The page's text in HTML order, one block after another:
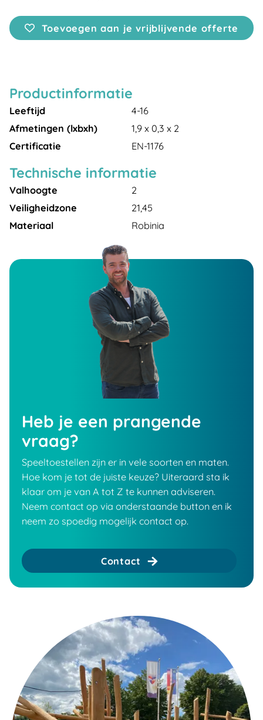
Toevoegen aan je vrijblijvende offerte
Productinformatie
Leeftijd
4-16
Afmetingen (lxbxh)
1,9 x 0,3 x 2
Certificatie
EN-1176
Technische informatie
Valhoogte
2
Veiligheidzone
21,45
Materiaal
Robinia
Heb je een prangende
vraag?
Speeltoestellen zijn er in vele soorten en maten.
Hoe kom je tot de juiste keuze? Uiteraard sta ik
klaar om je van A tot Z te kunnen adviseren.
Neem contact op via onderstaande button en ik
neem zo spoedig mogelijk contact op.
Contact